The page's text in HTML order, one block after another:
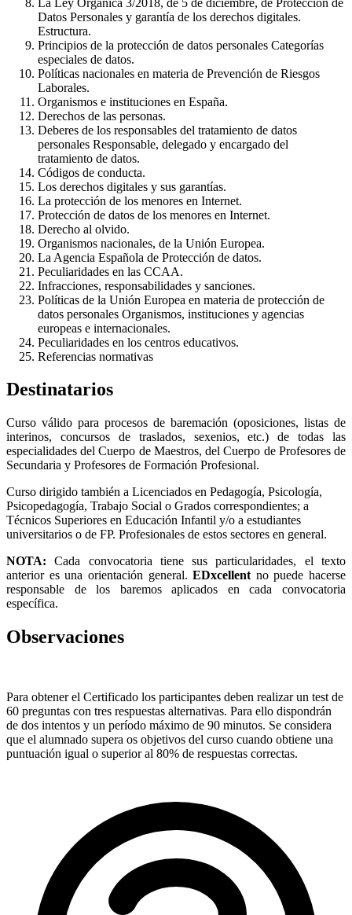
Datos Personales y garantía de los derechos digitales.
Estructura.
Principios de la protección de datos personales Categorías
especiales de datos.
Políticas nacionales en materia de Prevención de Riesgos
Laborales.
Organismos e instituciones en España.
Derechos de las personas.
Deberes de los responsables del tratamiento de datos
personales Responsable, delegado y encargado del
tratamiento de datos.
Códigos de conducta.
Los derechos digitales y sus garantías.
La protección de los menores en Internet.
Protección de datos de los menores en Internet.
Derecho al olvido.
Organismos nacionales, de la Unión Europea.
La Agencia Española de Protección de datos.
Peculiaridades en las CCAA.
Infracciones, responsabilidades y sanciones.
Políticas de la Unión Europea en materia de protección de
datos personales Organismos, instituciones y agencias
europeas e internacionales.
Peculiaridades en los centros educativos.
Referencias normativas
Destinatarios
Curso válido para procesos de baremación (oposiciones, listas de
interinos, concursos de traslados, sexenios, etc.) de todas las
especialidades del Cuerpo de Maestros, del Cuerpo de Profesores de
Secundaria y Profesores de Formación Profesional.
Curso dirigido también a Licenciados en Pedagogía, Psicología,
Psicopedagogía, Trabajo Social o Grados correspondientes; a
Técnicos Superiores en Educación Infantil y/o a estudiantes
universitarios o de FP. Profesionales de estos sectores en general.
NOTA: Cada convocatoria tiene sus particularidades, el texto
anterior es una orientación general. EDxcellent no puede hacerse
responsable de los baremos aplicados en cada convocatoria
específica.
Observaciones
Para obtener el Certificado los participantes deben realizar un test de
60 preguntas con tres respuestas alternativas. Para ello dispondrán
de dos intentos y un período máximo de 90 minutos. Se considera
que el alumnado supera os objetivos del curso cuando obtiene una
puntuación igual o superior al 80% de respuestas correctas.